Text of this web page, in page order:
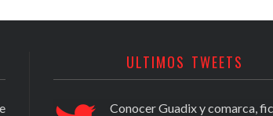
ULTIMOS TWEETS
nº
Conocer Guadix y comarca,